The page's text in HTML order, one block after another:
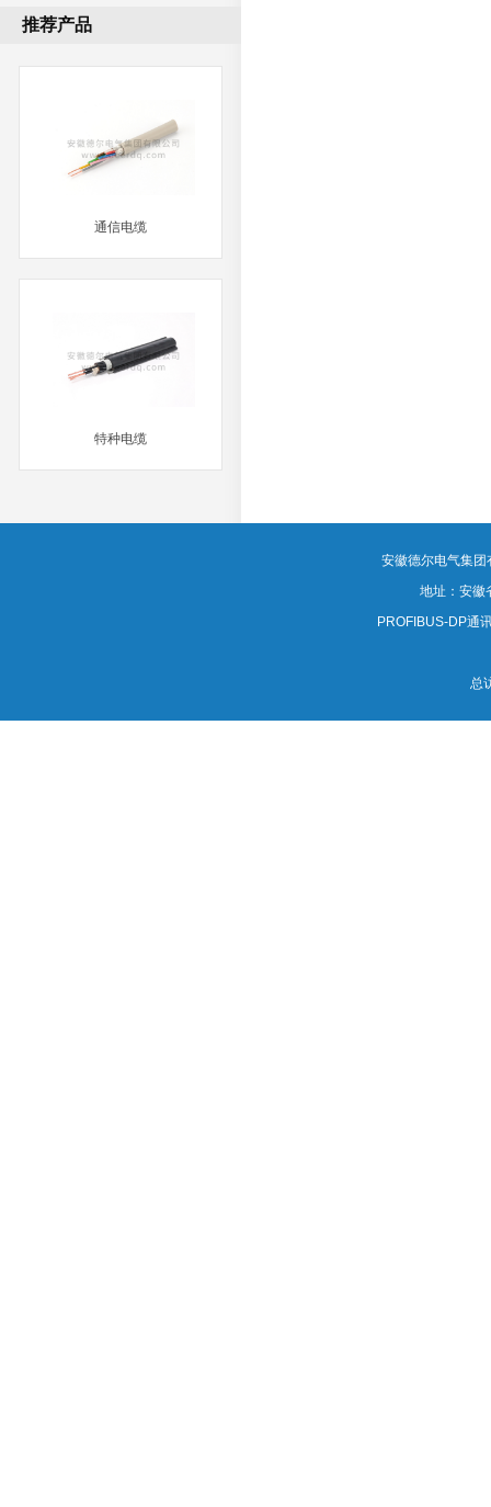
推荐产品
通信电缆
MORE
特种电缆
安徽德尔电气集
地址：安徽
PROFIBUS-DP通
总